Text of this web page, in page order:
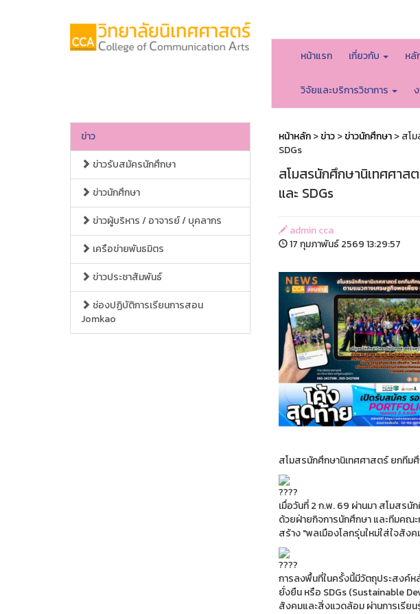
หน้าแรก เกี่ยวกับ ห
วิจัยและบริการวิชาการ
ข่าว
ข่าวรับสมัครนักศึกษา
ข่าวนักศึกษา
ข่าวผู้บริหาร / อาจารย์ / บุคลากร
เครือข่ายพันธมิตร
ข่าวประชาสัมพันธ์
ช่องปฏิบัติการเรียนการสอน
Jomkao
หน้าหลัก>ข่าว>ข่าวนักศึกษา> สโม
SDGs
สโมสรนักศึกษานิเทศศา
และ SDGs
admin cca
17 กุมภาพันธ์ 2569 13:29:57
สโมสรนักศึกษานิเทศศาสตร์ ยกทีม
เมื่อวันที่ 2 ก.พ. 69 ผ่านมา สโมสร
ด้วยฝ่ายกิจการนักศึกษา และทีมคณ
สร้าง "พลเมืองโลกรุ่นใหม่ใส่ใจสั
การลงพื้นที่ในครั้งนี้มีวัตถุประสงค์ห
ยั่งยืน หรือ SDGs (Sustainable
สังคมและสิ่งแวดล้อม ผ่านการเรี